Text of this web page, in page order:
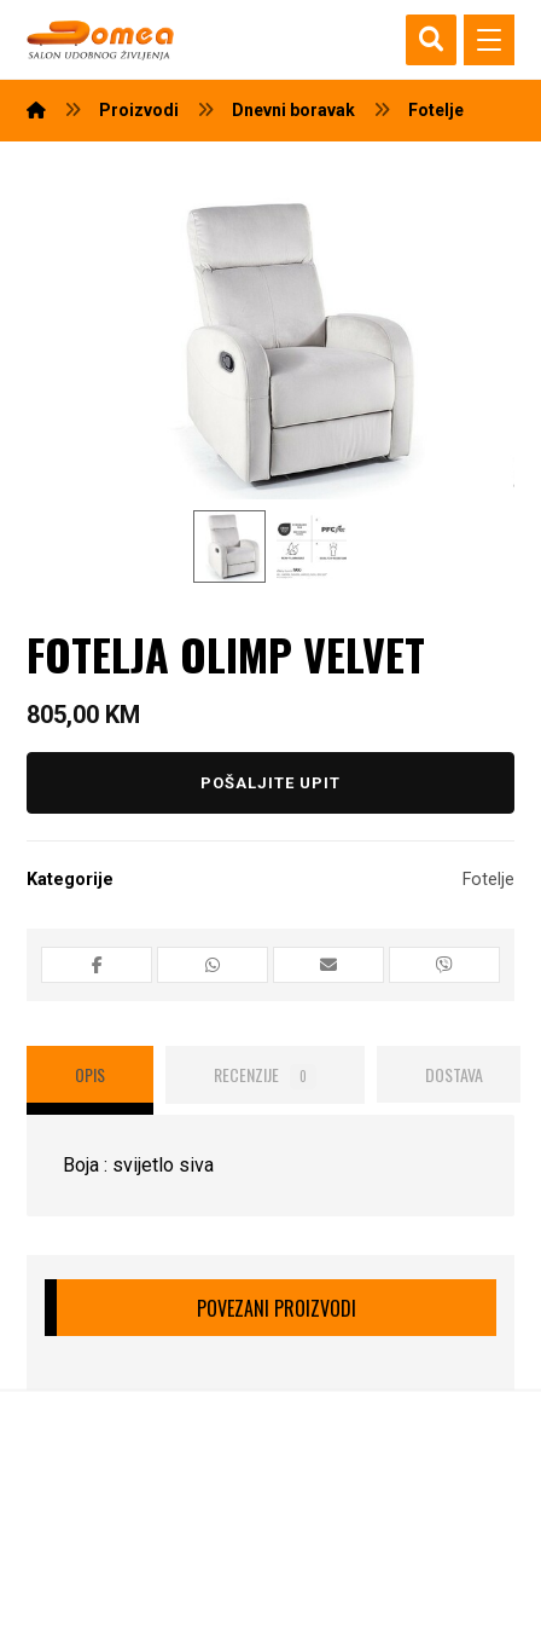
Proizvodi Dnevni boravak Fotelje
FOTELJA OLIMP VELVET
805,00 KM
POŠALJITE UPIT
Kategorije Fotelje
OPIS RECENZIJE 0 DOSTAVA
Boja : svijetlo siva
POVEZANI PROIZVODI